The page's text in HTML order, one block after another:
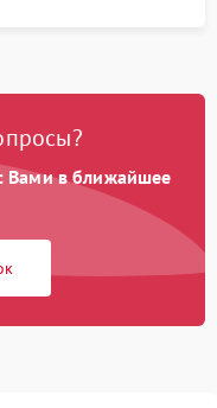
Вами в ближайшее